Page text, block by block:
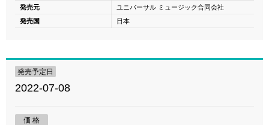
発売元
ユニバーサル ミュージック合同会社
発売国
日本
発売予定日
2022-07-08
価 格